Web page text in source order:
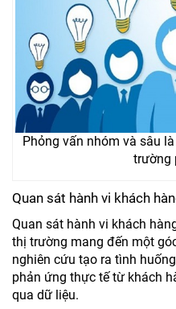
Phỏng vấn nhóm và sâu
trường
Quan sát hành vi khách
Quan sát hành vi khách
thị trường mang đến một
nghiên cứu tạo ra tình
phản ứng thực tế từ khách
qua dữ liệu.